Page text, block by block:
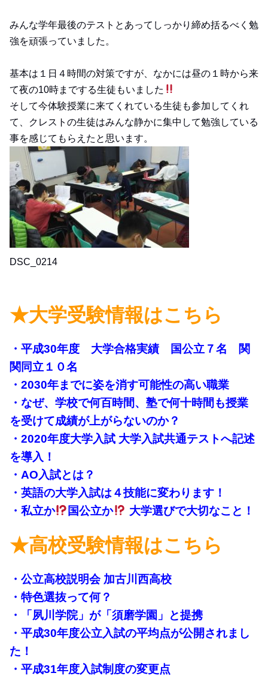
みんな学年最後のテストとあってしっかり締め括るべく勉
強を頑張っていました。
基本は１日４時間の対策ですが、なかには昼の１時から来
て夜の10時までする生徒もいました
そして今体験授業に来てくれている生徒も参加してくれ
て、クレストの生徒はみんな静かに集中して勉強している
事を感じてもらえたと思います。
DSC_0214
★大学受験情報はこちら
・平成30年度 大学合格実績 国公立７名 関
関同立１０名
・2030年までに姿を消す可能性の高い職業
・なぜ、学校で何百時間、塾で何十時間も授業
を受けて成績が上がらないのか？
・2020年度大学入試 大学入試共通テストへ記述
を導入！
・AO入試とは？
・英語の大学入試は４技能に変わります！
・私立か
国公立か 大学選びで大切なこと！
★高校受験情報はこちら
・公立高校説明会 加古川西高校
・特色選抜って何？
・「夙川学院」が「須磨学園」と提携
・平成30年度公立入試の平均点が公開されまし
た！
・平成31年度入試制度の変更点